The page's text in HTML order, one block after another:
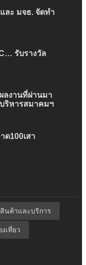
ละ มจธ. จัดทำ
รับรางวัล
ลงานที่ผ่านมา
ริหารสมาคมฯ
ด100เสา
สินค้าและบริการ
เที่ยว